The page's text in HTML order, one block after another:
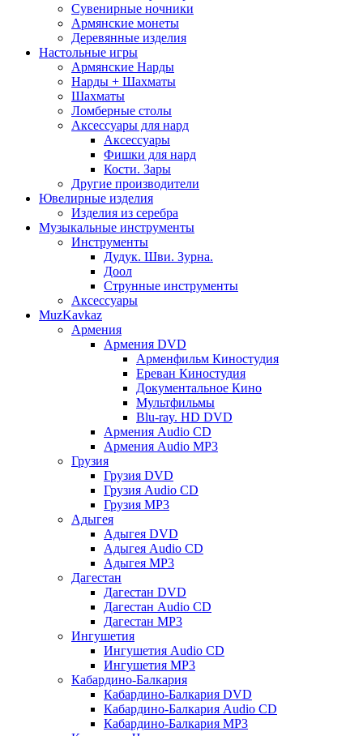
Сувенирные ночники
Армянские монеты
Деревянные изделия
Настольные игры
Армянские Нарды
Нарды + Шахматы
Шахматы
Ломберные столы
Аксессуары для нард
Аксессуары
Фишки для нард
Кости. Зары
Другие производители
Ювелирные изделия
Изделия из серебра
Музыкальные инструменты
Инструменты
Дудук. Шви. Зурна.
Доол
Струнные инструменты
Аксессуары
MuzKavkaz
Армения
Армения DVD
Арменфильм Киностудия
Ереван Киностудия
Документальное Кино
Мультфильмы
Blu-ray. HD DVD
Армения Audio CD
Армения Audio MP3
Грузия
Грузия DVD
Грузия Audio CD
Грузия MP3
Адыгея
Адыгея DVD
Адыгея Audio CD
Адыгея MP3
Дагестан
Дагестан DVD
Дагестан Audio CD
Дагестан MP3
Ингушетия
Ингушетия Audio CD
Ингушетия MP3
Кабардино-Балкария
Кабардино-Балкария DVD
Кабардино-Балкария Audio CD
Кабардино-Балкария MP3